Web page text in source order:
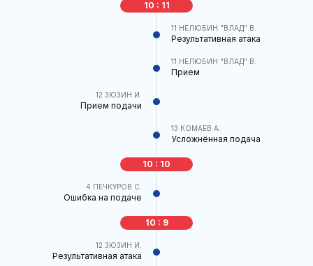
10 : 11
11 НЕЛЮБИН "ВЛАД" В.
Результативная атака
11 НЕЛЮБИН "ВЛАД" В.
Прием
12 ЗЮЗИН И.
Прием подачи
13 КОМАЕВ А.
Усложнённая подача
10 : 10
4 ПЕЧКУРОВ С.
Ошибка на подаче
10 : 9
12 ЗЮЗИН И.
Результативная атака